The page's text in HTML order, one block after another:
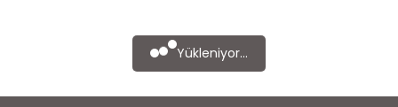
Yükleniyor...